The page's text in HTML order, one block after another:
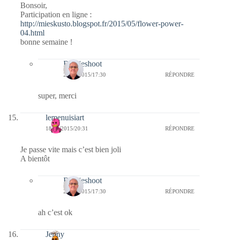
Bonsoir,
Participation en ligne :
http://mieskusto.blogspot.fr/2015/05/flower-power-
04.html
bonne semaine !
Bernieshoot
24/05/2015/17:30 RÉPONDRE
super, merci
lemenuisiart
18/05/2015/20:31 RÉPONDRE
Je passe vite mais c’est bien joli
A bientôt
Bernieshoot
24/05/2015/17:30 RÉPONDRE
ah c’est ok
Jenny